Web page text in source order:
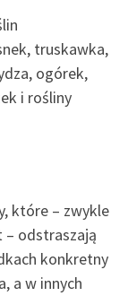
truskawka,
ogórek,
i rośliny
które – zwykle
– odstraszają
konkretny
a w innych